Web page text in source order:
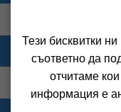
Настаняване
2
Тези бисквитки
съответно да
отчитаме
информация е